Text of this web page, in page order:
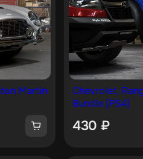
Martin
Chevrolet,
Bundle [PS4]
430 ₽